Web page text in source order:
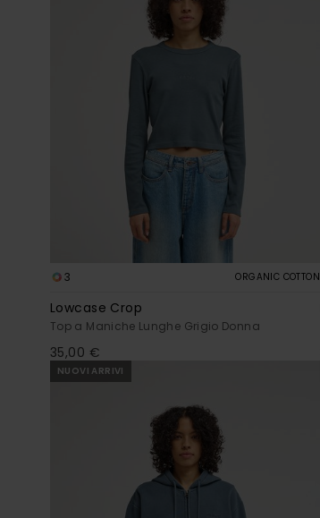
3 ORGANIC COTTON
Lowcase Crop
Top a Maniche Lunghe Grigio Donna
35,00 €
NUOVI ARRIVI